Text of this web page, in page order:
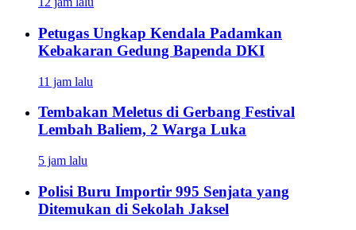
Petugas Ungkap Kendala Padamkan
Kebakaran Gedung Bapenda DKI
11 jam lalu
Tembakan Meletus di Gerbang Festival
Lembah Baliem, 2 Warga Luka
5 jam lalu
Polisi Buru Importir 995 Senjata yang
Ditemukan di Sekolah Jaksel